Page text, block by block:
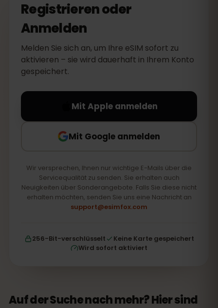
Registrieren oder
Anmelden
Melden Sie sich an, um Ihre eSIM sofort zu
aktivieren – sie wird dauerhaft in Ihrem Konto
gespeichert.
Mit Apple anmelden
Mit Google anmelden
Wir versprechen, Ihnen nur wichtige E-Mails über die
Servicequalität zu senden. Sie erhalten auch
Neuigkeiten über Sonderangebote. Falls Sie diese nicht
erhalten möchten, senden Sie uns eine Nachricht an
support@esimfox.com
256-Bit-verschlüsselt
Keine Karte gespeichert
Wird sofort aktiviert
Auf der Suche nach mehr? Hier sind